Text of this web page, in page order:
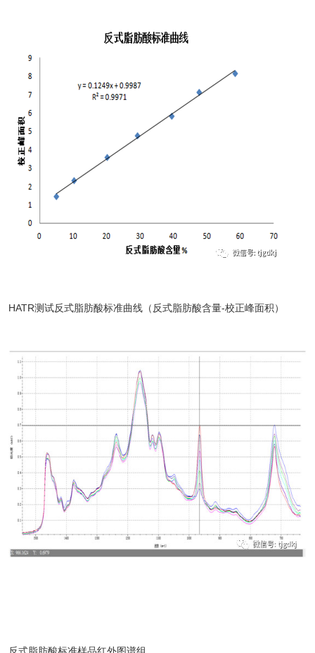
HATR测试反式脂肪酸标准曲线（反式脂肪酸含量-校正峰面积）